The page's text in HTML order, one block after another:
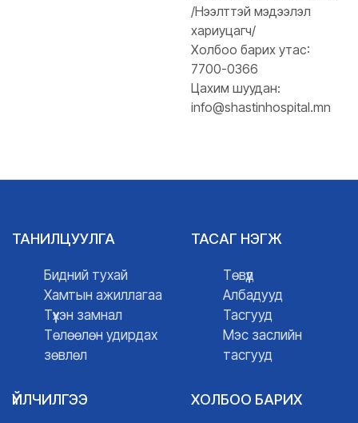
/Нээлттэй мэдээлэл
хариуцагч/
Холбоо барих утас:
7700-0366
Цахим шуудан:
info@shastinhospital.mn
ТАНИЛЦУУЛГА
Бидний тухай
Хамтын ажиллагаа
Түүхэн замнал
Төлөөлөн удирдах
зөвлөл
ТАСАГ НЭГЖ
Төвүүд
Албадууд
Тасгууд
Мэс заслийн
тасгууд
ҮЙЛЧИЛГЭЭ ХОЛБОО БАРИХ